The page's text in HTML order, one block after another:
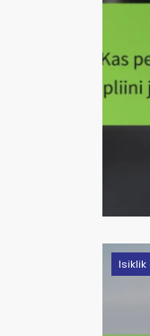
Isiklik